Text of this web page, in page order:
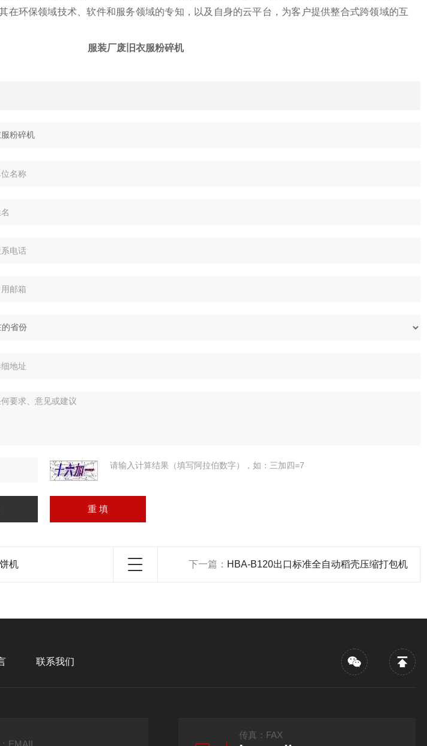
在环保领域技术、软件和服务领域的专知，以及自身的云平台，为客户提供整合式跨领域的互
服装厂废旧衣服粉碎机
请输入计算结果（填写阿拉伯数字），如：三加四=7
机 下一篇： HBA-B120出口标准全自动稻壳压缩打包机
联系我们
EMAIL
传真：FAX